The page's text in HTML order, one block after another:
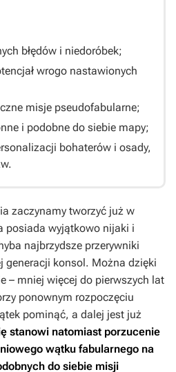
błędów i niedoróbek;
wrogo nastawionych
misje pseudofabularne;
i podobne do siebie mapy;
bohaterów i osady,
zaczynamy tworzyć już w
posiada wyjątkowo nijaki i
najbrzydsze przerywniki
generacji konsol. Można dzięki
– mniej więcej do pierwszych lat
ponownym rozpoczęciu
pominąć, a dalej jest już
stanowi natomiast porzucenie
wątku fabularnego na
do siebie misji